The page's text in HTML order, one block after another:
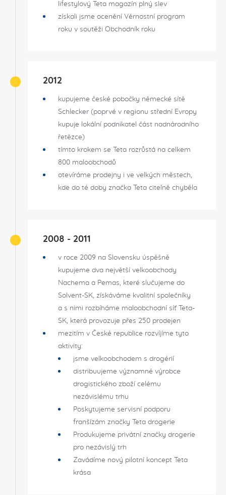
lifestylový Teta magazín plný slev
získali jsme ocenění Věrnostní program
roku v soutěži Obchodník roku
2012
kupujeme české pobočky německé sítě
Schlecker (poprvé v regionu střední Evropy
kupuje lokální podnikatel část nadnárodního
řetězce)
tímto krokem se Teta rozrůstá na celkem
800 maloobchodů
otevíráme prodejny i ve velkých městech,
kde do té doby značka Teta citelně chyběla
2008 - 2011
v roce 2009 na Slovensku úspěšně
kupujeme dva největší velkoobchody
Nachema a Pemas, které slučujeme do
Solvent-SK, získáváme kvalitní společníky
a s nimi rozbíháme maloobchodní síť Teta-
SK, která provozuje přes 250 prodejen
mezitím v České republice rozvíjíme tyto
aktivity:
jsme velkoobchodem s drogérií
distribuujeme významné výrobce
drogistického zboží celému
nezávislému trhu
Poskytujeme servisní podporu
franšízám značky Teta drogerie
Produkujeme privátní značky drogerie
pro nezávislý trh
Zavádíme nový pilotní koncept Teta
krása